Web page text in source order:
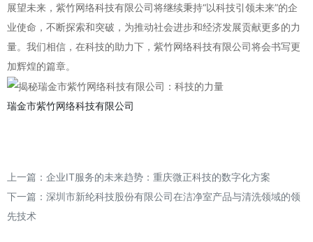
展望未来，紫竹网络科技有限公司将继续秉持“以科技引领未来”的企
业使命，不断探索和突破，为推动社会进步和经济发展贡献更多的力
量。我们相信，在科技的助力下，紫竹网络科技有限公司将会书写更
加辉煌的篇章。
瑞金市紫竹网络科技有限公司
上一篇： 企业IT服务的未来趋势：重庆微正科技的数字化方案
下一篇： 深圳市新纶科技股份有限公司在洁净室产品与清洗领域的领
先技术